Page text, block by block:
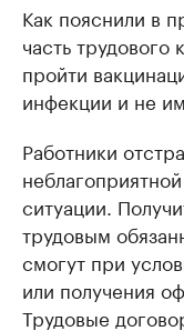
Как пояснили в
часть трудового
пройти
инфекции и не
Работники
ситуации.
трудовым
смогут при
или получения
Трудовые